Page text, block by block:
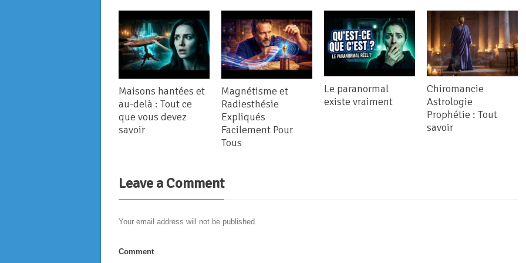
Maisons hantées et
au-delà : Tout ce
que vous devez
savoir
Magnétisme et
Radiesthésie
Expliqués
Facilement Pour
Tous
Le paranormal
existe vraiment
Chiromancie
Astrologie
Prophétie : Tout
savoir
Leave a Comment
Your email address will not be published.
Comment